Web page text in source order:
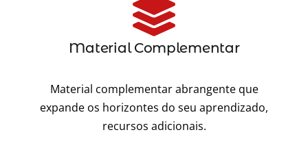
Material Complementar
Material complementar abrangente que
expande os horizontes do seu aprendizado,
recursos adicionais.